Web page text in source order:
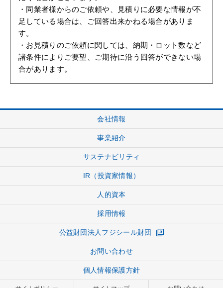
・同業者様からのご依頼や、見積りに必要な情報が不
足している場合は、ご回答出来かねる場合がありま
す。
・お見積りのご依頼に関しては、納期・ロット数など
諸条件によりご要望、ご期待に沿う回答ができない場
合があります。
会社情報
事業紹介
サステナビリティ
IR（投資家情報）
人的資本
採用情報
公益財団法人フジシール財団
お問い合わせ
個人情報保護方針